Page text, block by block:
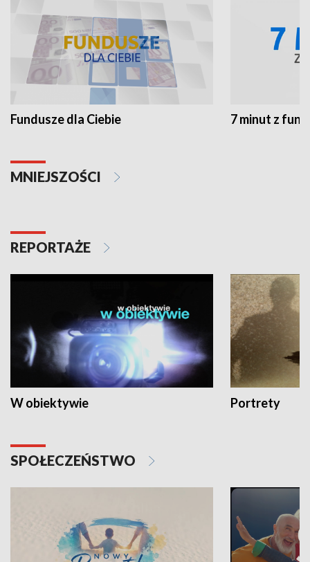
Fundusze dla Ciebie 7 minut z
MNIEJSZOŚCI
REPORTAŻE
W obiektywie Portrety
SPOŁECZEŃSTWO